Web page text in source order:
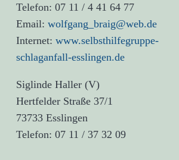
Telefon: 07 11 / 4 41 64 77
Email: wolfgang_braig@web.de
Internet: www.selbsthilfegruppe-
schlaganfall-esslingen.de
Siglinde Haller (V)
Hertfelder Straße 37/1
73733 Esslingen
Telefon: 07 11 / 37 32 09